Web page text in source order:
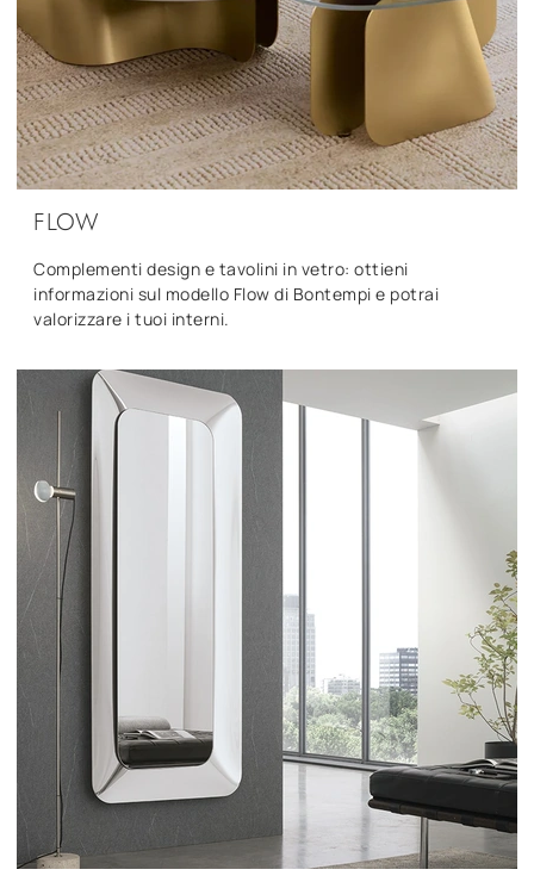
FLOW
Complementi design e tavolini in vetro: ottieni
informazioni sul modello Flow di Bontempi e potrai
valorizzare i tuoi interni.